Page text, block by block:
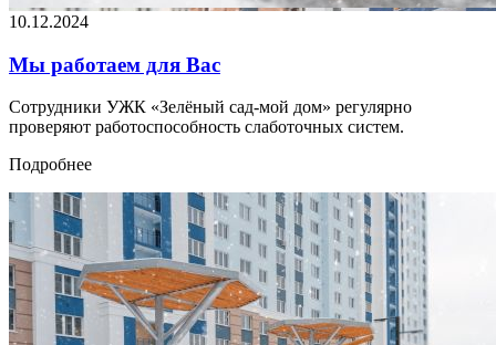
10.12.2024
Мы работаем для Вас
Сотрудники УЖК «Зелёный сад-мой дом» регулярно
проверяют работоспособность слаботочных систем.
Подробнее